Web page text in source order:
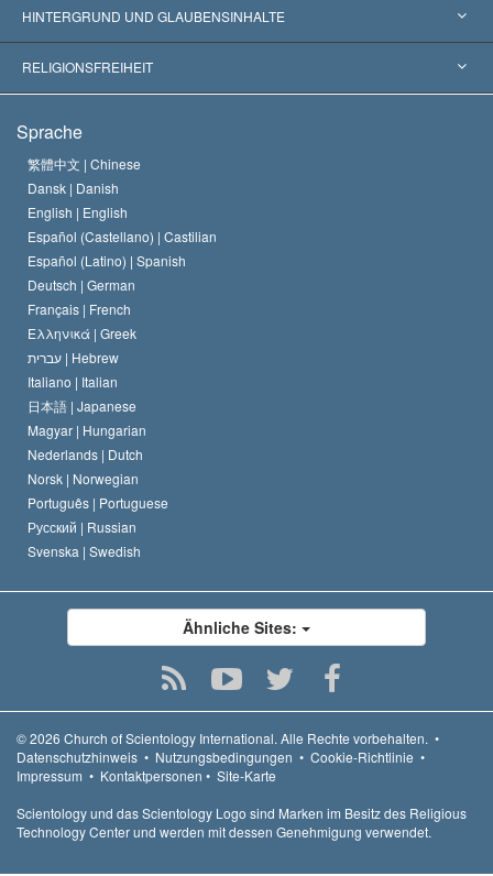
Weltweite Anerkennungen
Wegweisende Entscheidungen
Gutachten nach Kategorie
Die weltweit führenden Experten
HINTERGRUND UND GLAUBENSINHALTE
L. Ron Hubbard
Das Glaubensbekenntnis der Scientology Kirche
Der Kodex eines Scientologen
David Miscavige
RELIGIONSFREIHEIT
Internationale Menschenrechtsnormen
Eine öffentliche Erklärung über Religion
Sprache
繁體中文 | Chinese
Dansk | Danish
English | English
Español (Castellano) | Castilian
Español (Latino) | Spanish
Deutsch | German
Français | French
Ελληνικά | Greek
עברית | Hebrew
Italiano | Italian
日本語 | Japanese
Magyar | Hungarian
Nederlands | Dutch
Norsk | Norwegian
Português | Portuguese
Русский | Russian
Svenska | Swedish
Ähnliche Sites:
© 2026 Church of Scientology International. Alle Rechte vorbehalten. •
Datenschutzhinweis • Nutzungsbedingungen • Cookie-Richtlinie •
Impressum • Kontaktpersonen • Site-Karte
Scientology und das Scientology Logo sind Marken im Besitz des Religious
Technology Center und werden mit dessen Genehmigung verwendet.